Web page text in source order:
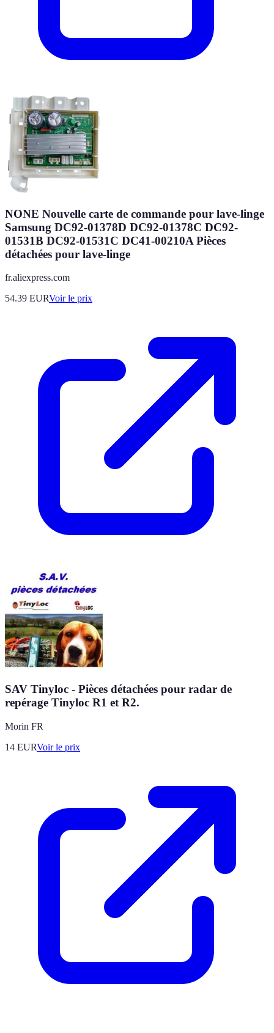
NONE Nouvelle carte de commande pour lave-linge
Samsung DC92-01378D DC92-01378C DC92-
01531B DC92-01531C DC41-00210A Pièces
détachées pour lave-linge
fr.aliexpress.com
54.39 EURVoir le prix
SAV Tinyloc - Pièces détachées pour radar de
repérage Tinyloc R1 et R2.
Morin FR
14 EURVoir le prix